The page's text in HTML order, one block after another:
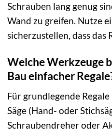
Schrauben lang genug
Wand zu greifen. Nutze
sicherzustellen, dass das
Welche Werkzeuge
Bau einfacher
Für grundlegende
Säge (Hand- oder
Schraubendreher oder